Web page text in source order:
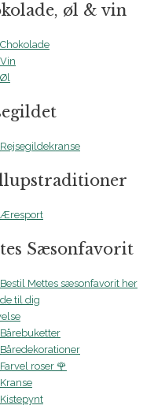
øl & vin
Chokolade
Vin
Øl
Rejsegildekranse
Æresport
Sæsonfavorit
Bestil Mettes sæsonfavorit her
Bårebuketter
Båredekorationer
Farvel roser 🌹
Kranse
Kistepynt